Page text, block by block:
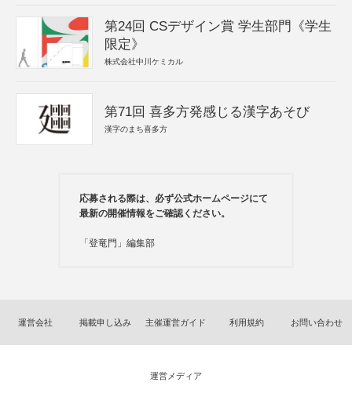
第24回 CSデザイン賞 学生部門《学生
限定》
株式会社中川ケミカル
第71回 喜多方発感じる漢字あそび
漢字のまち喜多方
応募される際は、必ず公式ホームページにて
最新の開催情報をご確認ください。
「登竜門」編集部
運営会社 掲載申し込み 主催運営ガイド 利用規約 お問い合わせ
運営メディア